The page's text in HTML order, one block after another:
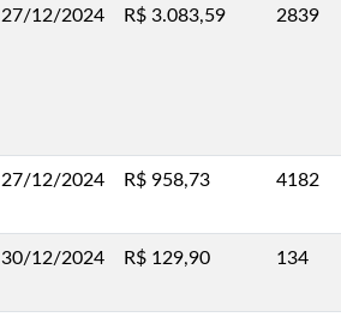
27/12/2024 R$ 3.083,59 2839
27/12/2024 R$ 958,73 4182
30/12/2024 R$ 129,90 134